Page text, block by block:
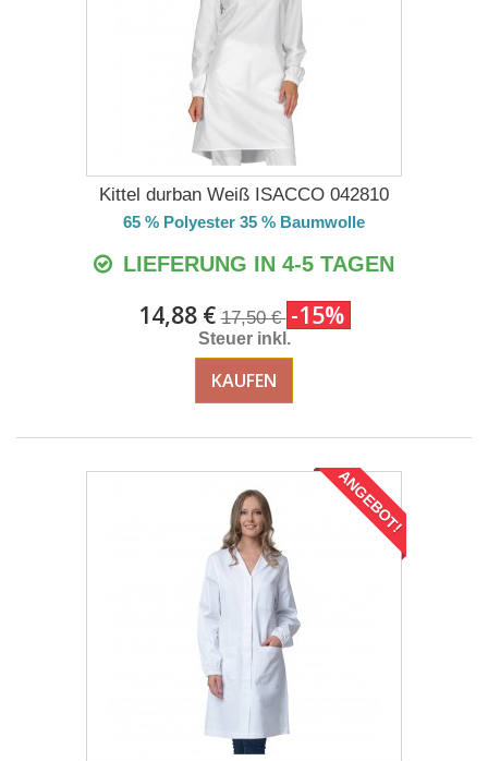
Kittel durban Weiß ISACCO 042810
65 % Polyester 35 % Baumwolle
LIEFERUNG IN 4-5 TAGEN
14,88 €17,50 € -15%
Steuer inkl.
KAUFEN
ANGEBOT!